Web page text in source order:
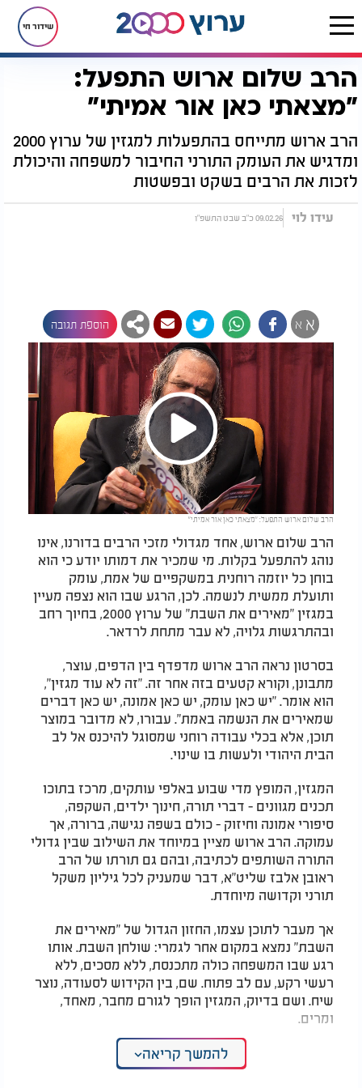
שידור חי
דף הבית יהדות ערוץ 2000 הרב שלום ארוש התפעל: "מצאתי כאן אור אמיתי"
הרב שלום ארוש התפעל:
"מצאתי כאן אור אמיתי"
הרב ארוש מתייחס בהתפעלות למגזין של ערוץ 2000
ומדגיש את העומק התורני החיבור למשפחה והיכולת
לזכות את הרבים בשקט ובפשטות
עידו לוי 09.02.26 כ"ב שבט התשפ"ו
א א הוספת תגובה
Play
Video
הרב שלום ארוש התפעל: "מצאתי כאן אור אמיתי"
הרב שלום ארוש, אחד מגדולי מזכי הרבים בדורנו, אינו
נוהג להתפעל בקלות. מי שמכיר את דמותו יודע כי הוא
בוחן כל יוזמה רוחנית במשקפיים של אמת, עומק
ותועלת ממשית לנשמה. לכן, הרגע שבו הוא נצפה מעיין
במגזין "מאירים את השבת" של ערוץ 2000, בחיוך רחב
ובהתרגשות גלויה, לא עבר מתחת לרדאר.
בסרטון נראה הרב ארוש מדפדף בין הדפים, עוצר,
מתבונן, וקורא קטעים בזה אחר זה. "זה לא עוד מגזין",
הוא אומר. "יש כאן עומק, יש כאן אמונה, יש כאן דברים
שמאירים את הנשמה באמת". עבורו, לא מדובר במוצר
תוכן, אלא בכלי עבודה רוחני שמסוגל להיכנס אל לב
הבית היהודי ולעשות בו שינוי.
המגזין, המופץ מדי שבוע באלפי עותקים, מרכז בתוכו
תכנים מגוונים - דברי תורה, חינוך ילדים, השקפה,
סיפורי אמונה וחיזוק - כולם בשפה נגישה, ברורה, אך
עמוקה. הרב ארוש מציין במיוחד את השילוב שבין גדולי
התורה השותפים לכתיבה, ובהם גם תורתו של הרב
ראובן אלבז שליט"א, דבר שמעניק לכל גיליון משקל
תורני וקדושה מיוחדת.
אך מעבר לתוכן עצמו, החזון הגדול של "מאירים את
השבת" נמצא במקום אחר לגמרי: שולחן השבת. אותו
רגע שבו המשפחה כולה מתכנסת, ללא מסכים, ללא
רעשי רקע, עם לב פתוח. שם, בין הקידוש לסעודה, נוצר
שיח. ושם בדיוק, המגזין הופך לגורם מחבר, מאחד,
ומרים.
הרב ארוש מדגיש כי זו אחת הדרכים הפשוטות
והעמוקות ביותר לזיכוי הרבים. לא דרשה, לא במה, אלא
להמשך קריאה